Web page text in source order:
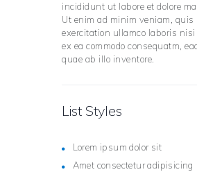
incididunt ut labore et dolore
Ut enim ad minim veniam, quis
exercitation ullamco laboris
ex ea commodo consequatm,
quae ab illo inventore.
List Styles
Lorem ipsum dolor sit
Amet consectetur adipisicing